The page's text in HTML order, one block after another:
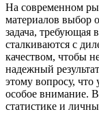
На современном
материалов выбор
задача, требующая
сталкиваются с
качеством, чтобы
надежный
этому вопросу,
особое внимание.
статистике и